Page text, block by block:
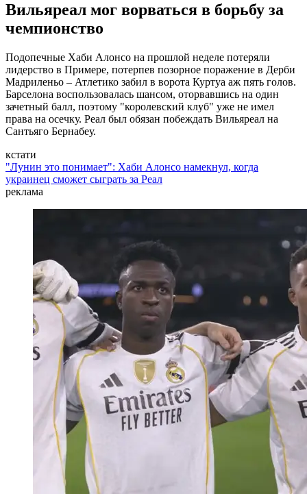
Вильяреал мог ворваться в борьбу за
чемпионство
Подопечные Хаби Алонсо на прошлой неделе потеряли
лидерство в Примере, потерпев позорное поражение в Дерби
Мадриленьо – Атлетико забил в ворота Куртуа аж пять голов.
Барселона воспользовалась шансом, оторвавшись на один
зачетный балл, поэтому "королевский клуб" уже не имел
права на осечку. Реал был обязан побеждать Вильяреал на
Сантьяго Бернабеу.
кстати
"Лунин это понимает": Хаби Алонсо намекнул, когда
украинец сможет сыграть за Реал
реклама